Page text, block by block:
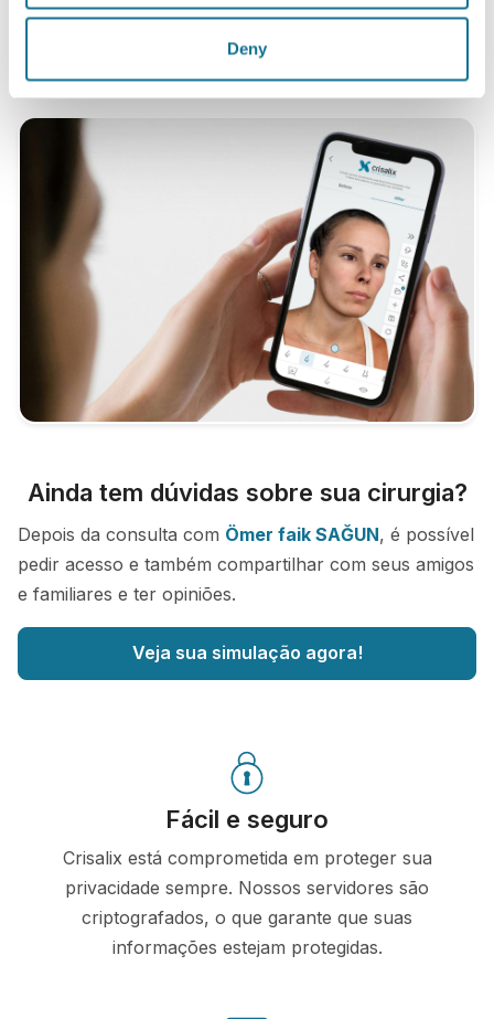
Deny
a uma cirurgia de aumento mamário entre Maio de 2010 e
Ainda tem dúvidas sobre sua cirurgia?
Depois da consulta com Ömer faik SAĞUN, é possível
pedir acesso e também compartilhar com seus amigos
e familiares e ter opiniões.
Veja sua simulação agora!
Fácil e seguro
Crisalix está comprometida em proteger sua
privacidade sempre. Nossos servidores são
criptografados, o que garante que suas
informações estejam protegidas.